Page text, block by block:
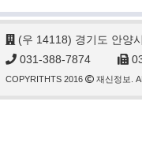
(우 14118) 경기도 안양
031-388-7874
COPYRITHTS 2016 재신정보.